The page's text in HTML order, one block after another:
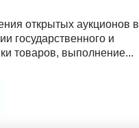
открытых аукционов в
государственного и
товаров, выполнение...